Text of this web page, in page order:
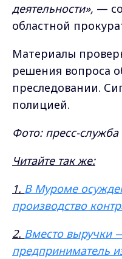
деятельности», —
областной
Материалы
решения вопроса
преследовании.
полицией.
Фото: пресс-
Читайте так же:
1. В Муроме
производство
2. Вместо выручки
предприниматель